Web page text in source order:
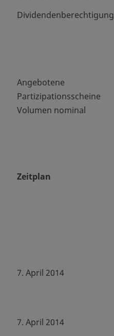
Dividendenberechtigung
Angebotene
Partizipationsscheine
Volumen nominal
Zeitplan
7. April 2014
7. April 2014